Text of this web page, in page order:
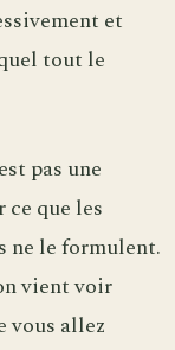
et
tout le
pas une
que les
ne le formulent.
vient voir
vous allez